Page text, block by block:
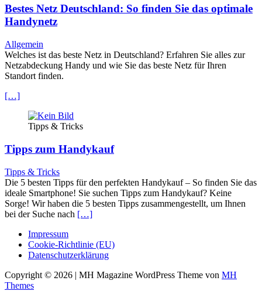
Bestes Netz Deutschland: So finden Sie das optimale
Handynetz
Allgemein
Welches ist das beste Netz in Deutschland? Erfahren Sie alles zur
Netzabdeckung Handy und wie Sie das beste Netz für Ihren
Standort finden.
[…]
Tipps & Tricks
Tipps zum Handykauf
Tipps & Tricks
Die 5 besten Tipps für den perfekten Handykauf – So finden Sie das
ideale Smartphone! Sie suchen Tipps zum Handykauf? Keine
Sorge! Wir haben die 5 besten Tipps zusammengestellt, um Ihnen
bei der Suche nach […]
Impressum
Cookie-Richtlinie (EU)
Datenschutzerklärung
Copyright © 2026 | MH Magazine WordPress Theme von MH
Themes